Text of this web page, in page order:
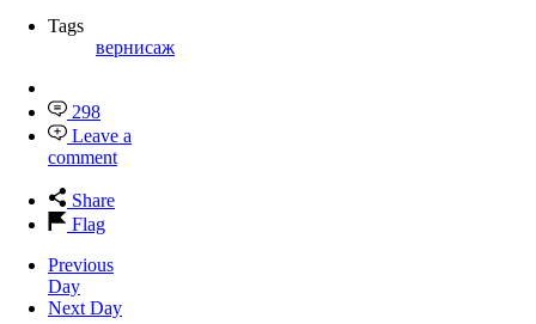
Tags
вернисаж
298
Leave a
comment
Share
Flag
Previous
Day
Next Day